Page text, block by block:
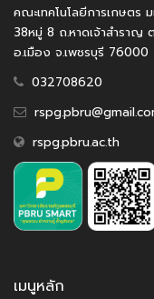
คณะเทคโนโลยีการเกษตร
38หมู่ 8 ถ.หาดเจ้าสำราญ
อ.เมือง จ.เพชรบุรี 76000
032708620
rspg.pbru.ac.th
เมนูหลัก